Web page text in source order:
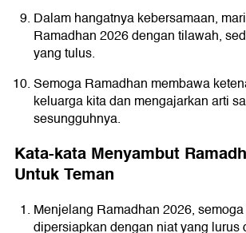
Dalam hangatnya kebersamaan,
Ramadhan 2026 dengan tilawah,
yang tulus.
Semoga Ramadhan membawa
keluarga kita dan mengajarkan arti
sesungguhnya.
Kata-kata Menyambut
Untuk Teman
Menjelang Ramadhan 2026,
dipersiapkan dengan niat yang lurus